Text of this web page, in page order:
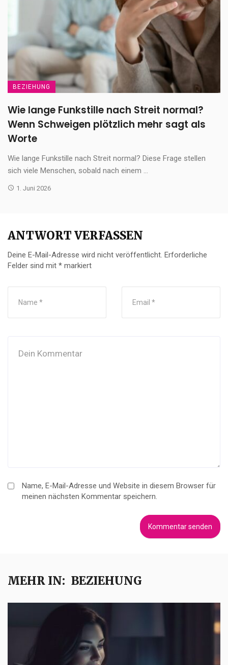
BEZIEHUNG
Wie lange Funkstille nach Streit normal?
Wenn Schweigen plötzlich mehr sagt als
Worte
Wie lange Funkstille nach Streit normal? Diese Frage stellen
sich viele Menschen, sobald nach einem ...
1. Juni 2026
ANTWORT VERFASSEN
Deine E-Mail-Adresse wird nicht veröffentlicht. Erforderliche
Felder sind mit * markiert
Name, E-Mail-Adresse und Website in diesem Browser für
meinen nächsten Kommentar speichern.
MEHR IN: BEZIEHUNG